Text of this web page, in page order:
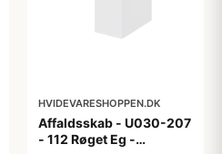
HVIDEVARESHOPPEN.DK
Affaldsskab - U030-207
- 112 Røget Eg -